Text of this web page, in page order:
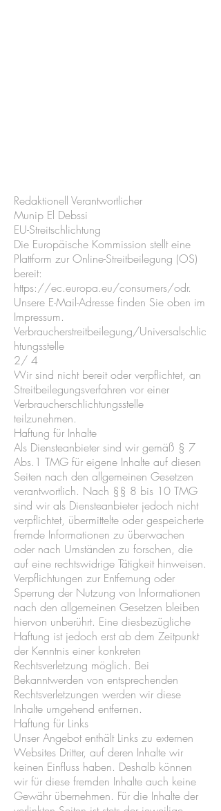
Redaktionell Verantwortlicher
Munip El Debssi
EU-Streitschlichtung
Die Europäische Kommission stellt eine
Plattform zur Online-Streitbeilegung (OS)
bereit:
https://ec.europa.eu/consumers/odr.
Unsere E-Mail-Adresse finden Sie oben im
Impressum.
Verbraucherstreitbeilegung/Universalschlic
htungsstelle
2/ 4
Wir sind nicht bereit oder verpflichtet, an
Streitbeilegungsverfahren vor einer
Verbraucherschlichtungsstelle
teilzunehmen.
Haftung für Inhalte
Als Diensteanbieter sind wir gemäß § 7
Abs.1 TMG für eigene Inhalte auf diesen
Seiten nach den allgemeinen Gesetzen
verantwortlich. Nach §§ 8 bis 10 TMG
sind wir als Diensteanbieter jedoch nicht
verpflichtet, übermittelte oder gespeicherte
fremde Informationen zu überwachen
oder nach Umständen zu forschen, die
auf eine rechtswidrige Tätigkeit hinweisen.
Verpflichtungen zur Entfernung oder
Sperrung der Nutzung von Informationen
nach den allgemeinen Gesetzen bleiben
hiervon unberührt. Eine diesbezügliche
Haftung ist jedoch erst ab dem Zeitpunkt
der Kenntnis einer konkreten
Rechtsverletzung möglich. Bei
Bekanntwerden von entsprechenden
Rechtsverletzungen werden wir diese
Inhalte umgehend entfernen.
Haftung für Links
Unser Angebot enthält Links zu externen
Websites Dritter, auf deren Inhalte wir
keinen Einfluss haben. Deshalb können
wir für diese fremden Inhalte auch keine
Gewähr übernehmen. Für die Inhalte der